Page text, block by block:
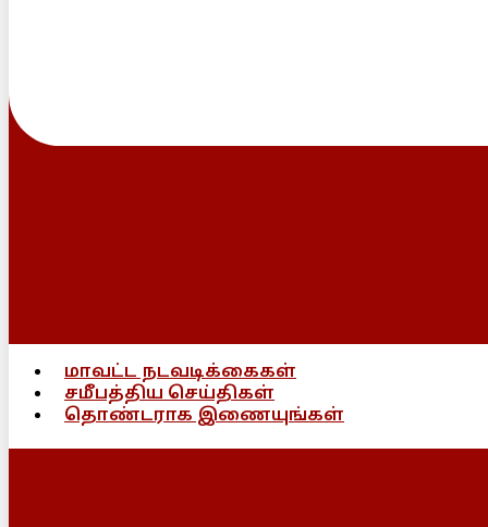
மாவட்ட நடவடிக்கைகள்
சமீபத்திய செய்திகள்
தொண்டராக இணையுங்கள்